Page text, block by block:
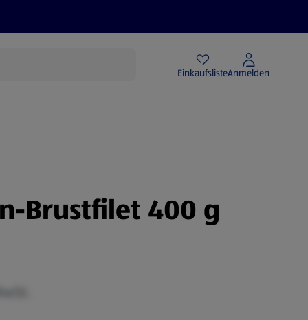
EinkaufslisteAnmelden
Brustfilet 400 g